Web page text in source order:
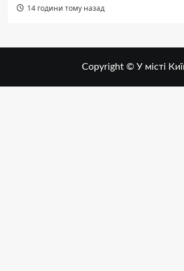
14 години тому назад
Copyright © У місті